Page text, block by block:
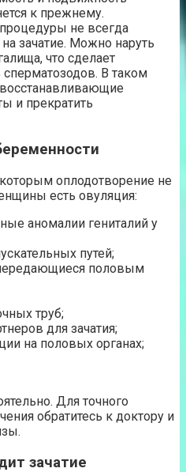
к прежнему.
не всегда
зачатие. Можно наруть
что сделает
В таком
восстанавливающие
и прекратить
оплодотворение не
есть овуляция:
аномалии гениталий у
путей;
половым
труб;
для зачатия;
на половых органах;
Для точного
обратитесь к доктору и
зачатие